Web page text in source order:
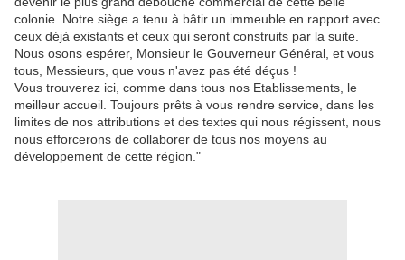
colonie. Notre siège a tenu à bâtir un immeuble en rapport avec
ceux déjà existants et ceux qui seront construits par la suite.
Nous osons espérer, Monsieur le Gouverneur Général, et vous
tous, Messieurs, que vous n'avez pas été déçus !
Vous trouverez ici, comme dans tous nos Etablissements, le
meilleur accueil. Toujours prêts à vous rendre service, dans les
limites de nos attributions et des textes qui nous régissent, nous
nous efforcerons de collaborer de tous nos moyens au
développement de cette région."